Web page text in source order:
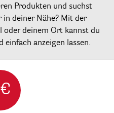
Produkten und suchst
in deiner Nähe? Mit der
oder deinem Ort kannst du
einfach anzeigen lassen.